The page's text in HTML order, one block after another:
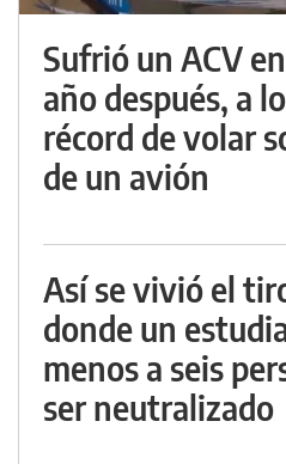
Sufrió un ACV
año después, a
récord de volar
de un avión
Así se vivió el
donde un
menos a seis
ser neutralizado